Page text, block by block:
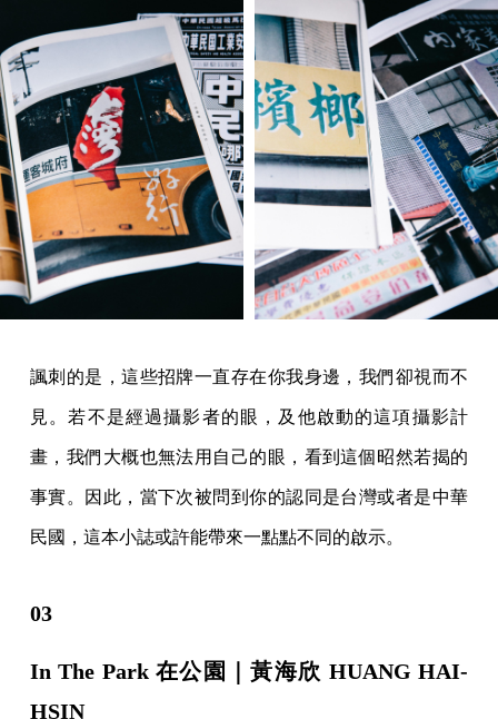
諷刺的是，這些招牌一直存在你我身邊，我們卻視而不
見。若不是經過攝影者的眼，及他啟動的這項攝影計
畫，我們大概也無法用自己的眼，看到這個昭然若揭的
事實。因此，當下次被問到你的認同是台灣或者是中華
民國，這本小誌或許能帶來一點點不同的啟示。
03
In The Park 在公園｜黃海欣 HUANG HAI-
HSIN